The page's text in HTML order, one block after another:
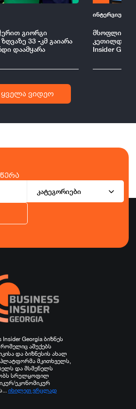
გიორგი
33 -კმ გაიარა
დაამყარა
ინტერვიუ
მსოფლიო
Insider
ყველა ვიდეო
კატეგორიები
Insider Georgia ბიზნეს
აშუქებს
და ბიზნესის ახალ
პლატფორმა მკითხველს,
და მსმენელს
სრულყოფილ
ეკონომიკურ
იხილეთ ვრცლად